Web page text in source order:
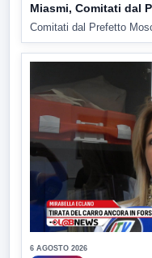
Miasmi, Comitati dal
Comitati dal Prefetto
6 AGOSTO 2026